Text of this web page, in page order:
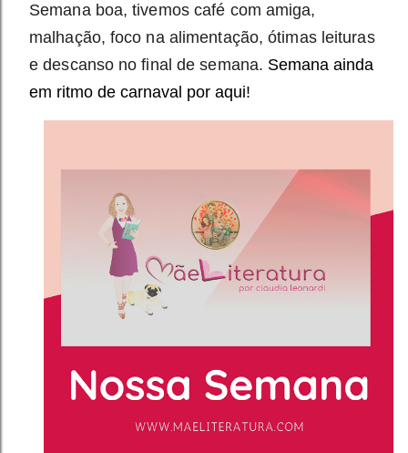
Semana boa, tivemos café com amiga,
malhação, foco na alimentação, ótimas leituras
e descanso no final de semana. Semana ainda
em ritmo de carnaval por aqui!